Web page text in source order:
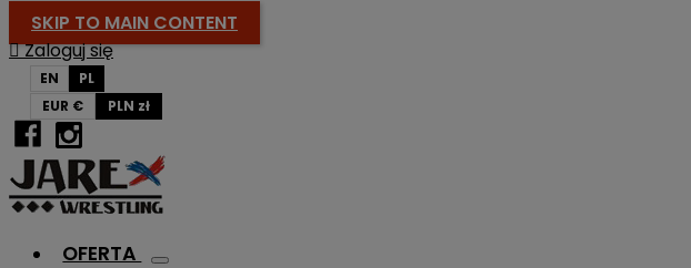
SKIP TO MAIN CONTENT
Zaloguj się
EN
PL
EUR €
PLN zł
OFERTA